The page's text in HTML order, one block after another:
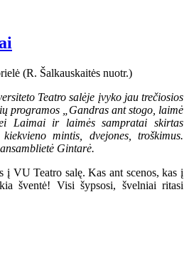
Teatro salėje įvyko jau trečiosios
programos „Gandras ant stogo, laimė
Laimai ir laimės sampratai skirtas
mintis, dvejones, troškimus.
Gintarė.
į VU Teatro salę. Kas ant scenos, kas į
šventė! Visi šypsosi, švelniai ritasi